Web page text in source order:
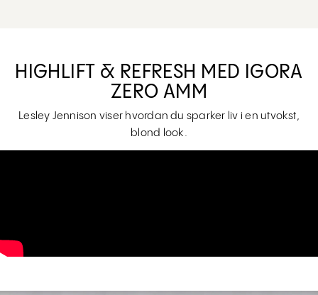
HIGHLIFT & REFRESH MED IGORA
ZERO AMM
Lesley Jennison viser hvordan du sparker liv i en utvokst,
blond look.